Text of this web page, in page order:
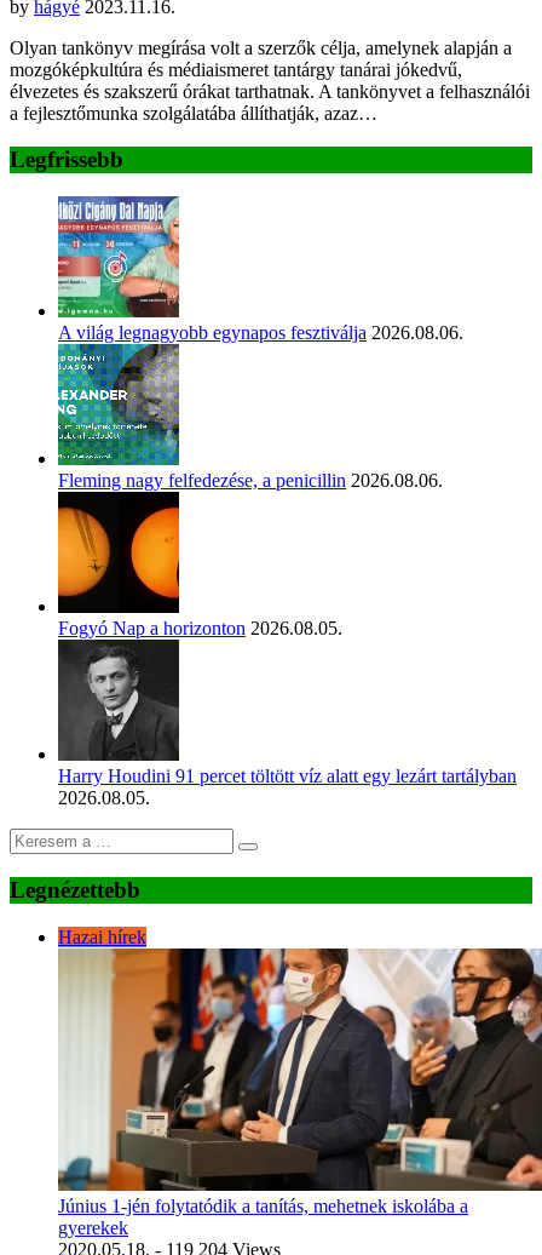
by hágyé 2023.11.16.
Olyan tankönyv megírása volt a szerzők célja, amelynek alapján a
mozgóképkultúra és médiaismeret tantárgy tanárai jókedvű,
élvezetes és szakszerű órákat tarthatnak. A tankönyvet a felhasználói
a fejlesztőmunka szolgálatába állíthatják, azaz…
Legfrissebb
A világ legnagyobb egynapos fesztiválja 2026.08.06.
Fleming nagy felfedezése, a penicillin 2026.08.06.
Fogyó Nap a horizonton 2026.08.05.
Harry Houdini 91 percet töltött víz alatt egy lezárt tartályban
2026.08.05.
Legnézettebb
Hazai hírek
Június 1-jén folytatódik a tanítás, mehetnek iskolába a
gyerekek
2020.05.18. - 119 204 Views